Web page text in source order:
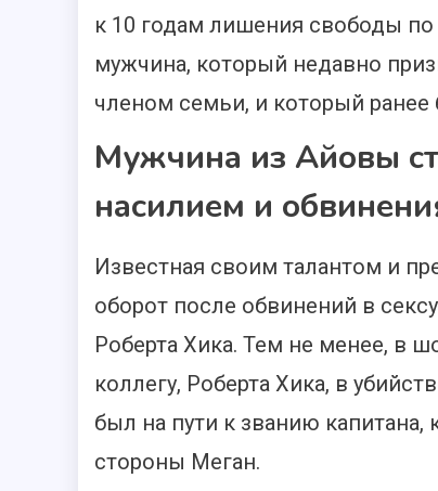
к 10 годам лишения свободы по
мужчина, который недавно
членом семьи, и который ранее
Мужчина из Айовы
насилием и
Известная своим талантом и
оборот после обвинений в
Роберта Хика. Тем не менее, в
коллегу, Роберта Хика, в
был на пути к званию капитана,
стороны Меган.